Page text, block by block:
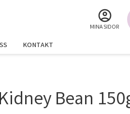
MINA SIDOR
KONTAKT
Bean